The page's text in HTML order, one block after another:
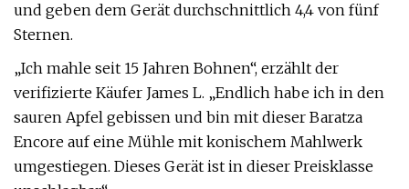
und geben dem Gerät durchschnittlich 4,4 von fünf
Sternen.
„Ich mahle seit 15 Jahren Bohnen“, erzählt der
verifizierte Käufer James L. „Endlich habe ich in den
sauren Apfel gebissen und bin mit dieser Baratza
Encore auf eine Mühle mit konischem Mahlwerk
umgestiegen. Dieses Gerät ist in dieser Preisklasse